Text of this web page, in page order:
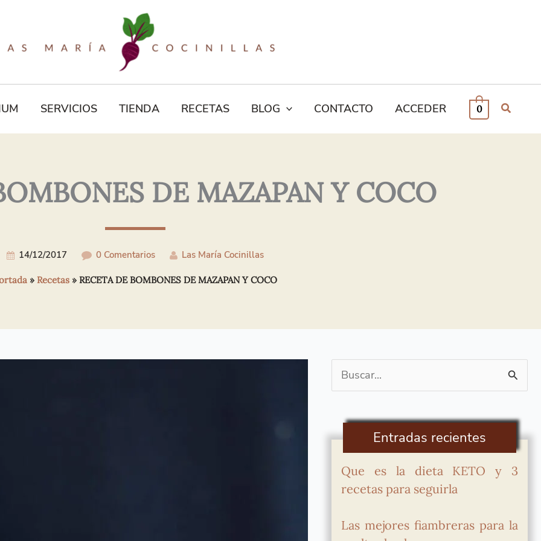
SERVICIOS TIENDA RECETAS BLOG CONTACTO ACCEDER 0
DE MAZAPAN Y COCO
14/12/2017 0 Comentarios Las María Cocinillas
» Recetas » RECETA DE BOMBONES DE MAZAPAN Y COCO
Electrónico*
Buscar
por:
Entradas recientes
Que es la dieta KETO y 3
recetas para seguirla
Las mejores fiambreras para la